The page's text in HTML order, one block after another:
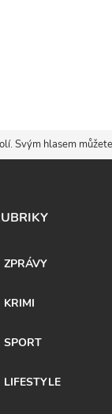
Svým hlasem
ZPRÁVY
KRIMI
SPORT
LIFESTYLE